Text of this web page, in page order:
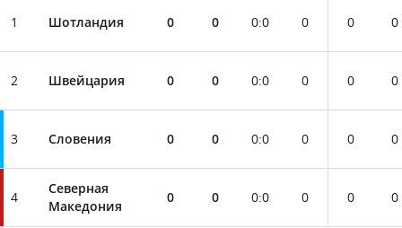
1 Шотландия 0 0 0:0 0 0 0
2 Швейцария 0 0 0:0 0 0 0
3 Словения 0 0 0:0 0 0 0
4
Северная
Македония
0 0 0:0 0 0 0